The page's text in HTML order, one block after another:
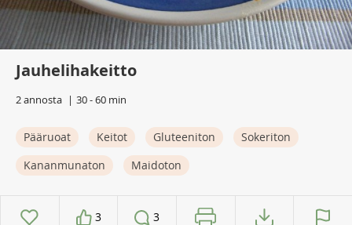
Jauhelihakeitto
2 annosta 30 - 60 min
Pääruoat Keitot Gluteeniton
Sokeriton
Kananmunaton
Maidoton
3 3